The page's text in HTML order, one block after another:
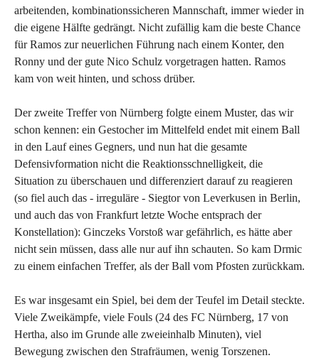
arbeitenden, kombinationssicheren Mannschaft, immer wieder in
die eigene Hälfte gedrängt. Nicht zufällig kam die beste Chance
für Ramos zur neuerlichen Führung nach einem Konter, den
Ronny und der gute Nico Schulz vorgetragen hatten. Ramos
kam von weit hinten, und schoss drüber.
Der zweite Treffer von Nürnberg folgte einem Muster, das wir
schon kennen: ein Gestocher im Mittelfeld endet mit einem Ball
in den Lauf eines Gegners, und nun hat die gesamte
Defensivformation nicht die Reaktionsschnelligkeit, die
Situation zu überschauen und differenziert darauf zu reagieren
(so fiel auch das - irreguläre - Siegtor von Leverkusen in Berlin,
und auch das von Frankfurt letzte Woche entsprach der
Konstellation): Ginczeks Vorstoß war gefährlich, es hätte aber
nicht sein müssen, dass alle nur auf ihn schauten. So kam Drmic
zu einem einfachen Treffer, als der Ball vom Pfosten zurückkam.
Es war insgesamt ein Spiel, bei dem der Teufel im Detail steckte.
Viele Zweikämpfe, viele Fouls (24 des FC Nürnberg, 17 von
Hertha, also im Grunde alle zweieinhalb Minuten), viel
Bewegung zwischen den Strafräumen, wenig Torszenen.